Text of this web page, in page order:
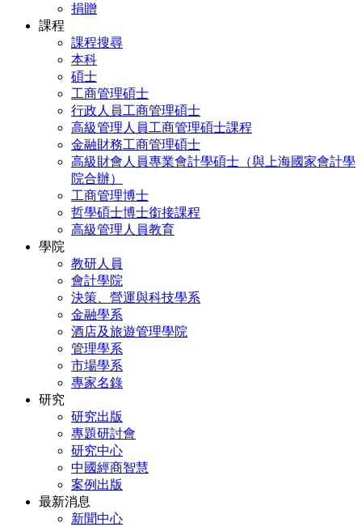
捐贈
課程
課程搜尋
本科
碩士
工商管理碩士
行政人員工商管理碩士
高級管理人員工商管理碩士課程
金融財務工商管理碩士
高級財會人員專業會計學碩士（與上海國家會計學
院合辦）
工商管理博士
哲學碩士博士銜接課程
高級管理人員教育
學院
教研人員
會計學院
決策、營運與科技學系
金融學系
酒店及旅遊管理學院
管理學系
市場學系
專家名錄
研究
研究出版
專題研討會
研究中心
中國經商智慧
案例出版
最新消息
新聞中心